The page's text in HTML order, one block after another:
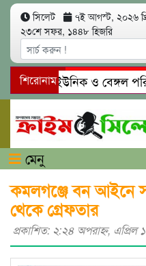
সিলেট ৭ই আগস্ট, ২০২৬
২৩শে সফর, ১৪৪৮ হিজরি
শিরোনাম
সিলেটে ইউনিক ও বেঙ্গল
গোয়াইনঘাটে প্রেমের ফাঁদে
মেনু
কমলগঞ্জে বন আইনে
থেকে গ্রেফতার
প্রকাশিত: ২:২৪ অপরাহ্ণ, এপ্রিল